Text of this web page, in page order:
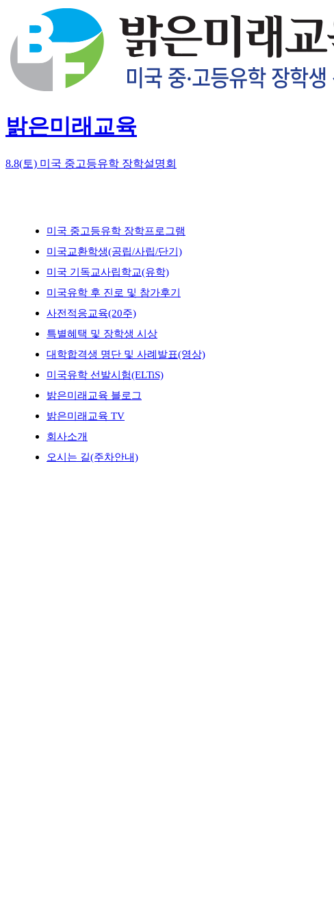
밝은미래교육
8.8(토) 미국 중고등유학 장학설명회
미국 중고등유학 장학프로그램
미국교환학생(공립/사립/단기)
미국 기독교사립학교(유학)
미국유학 후 진로 및 참가후기
사전적응교육(20주)
특별혜택 및 장학생 시상
대학합격생 명단 및 사례발표(영상)
미국유학 선발시험(ELTiS)
밝은미래교육 블로그
밝은미래교육 TV
회사소개
오시는 길(주차안내)